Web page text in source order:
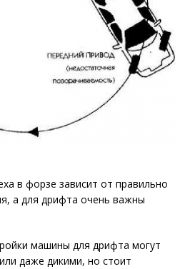
в форзе зависит от правильно
а для дрифта очень важны
машины для дрифта могут
даже дикими, но стоит